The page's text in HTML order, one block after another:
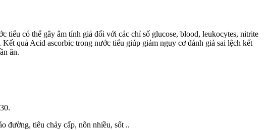
có thể gây âm tính giả đối với các chỉ số glucose, blood, leukocytes, nitrite
quả Acid ascorbic trong nước tiểu giúp giảm nguy cơ đánh giá sai lệch kết
ăn.
đường, tiêu chảy cấp, nôn nhiều, sốt ..